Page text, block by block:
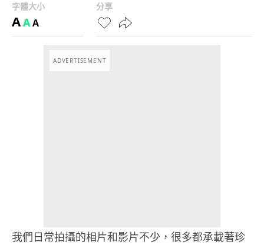
字體大小
AAA
分享
ADVERTISEMENT
我們日常拍攝的相片和影片不少，很多都承載著珍